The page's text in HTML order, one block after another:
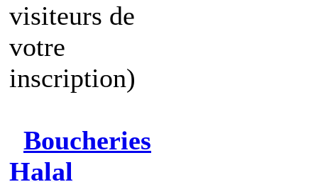
visiteurs de
votre
inscription)
Boucheries
Halal